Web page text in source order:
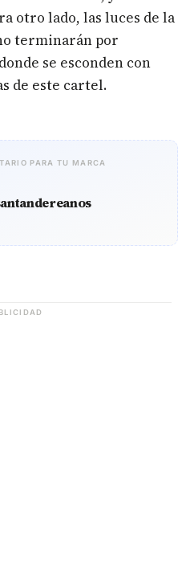
otro lado, las luces de la
terminarán por
se esconden con
de este cartel.
PARA TU MARCA